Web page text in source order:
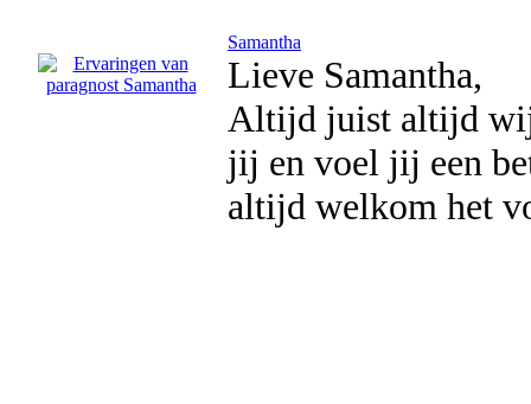
Samantha
Lieve Samantha,
Altijd juist altijd
jij en voel jij een
altijd welkom het